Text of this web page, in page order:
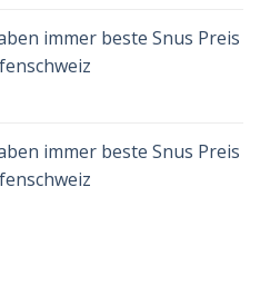
immer beste Snus Preis
immer beste Snus Preis